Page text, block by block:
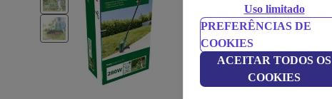
Uso limitado
PREFERÊNCIAS DE
COOKIES
ACEITAR TODOS OS
COOKIES